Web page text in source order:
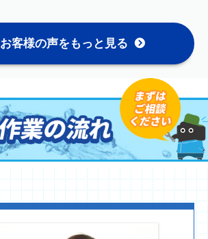
お客様の声をもっと見る